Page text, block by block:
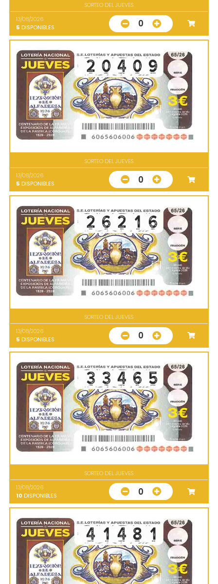
SORTEO DEL JUEVES
13/08/2026
5 DISPONIBLES 0
SORTEO DEL JUEVES
13/08/2026
5 DISPONIBLES 0
SORTEO DEL JUEVES
13/08/2026
5 DISPONIBLES 0
SORTEO DEL JUEVES
13/08/2026
10 DISPONIBLES 0